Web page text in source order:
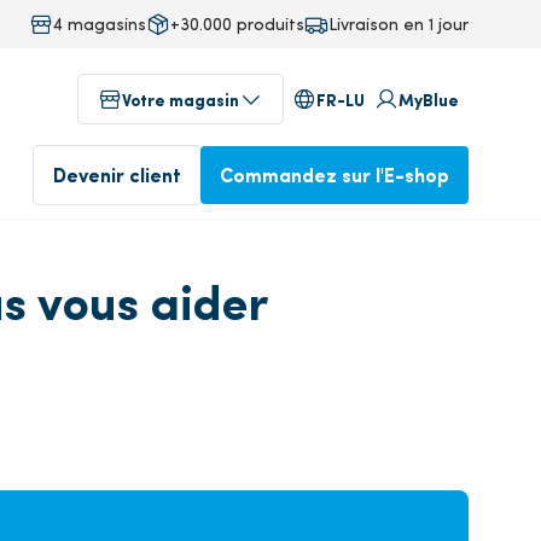
4 magasins +30.000 produits Livraison en 1 jour
Votre magasin FR-LU MyBlue
Magasins dans votre région
Devenir client Commandez sur l'E-shop
vous aider